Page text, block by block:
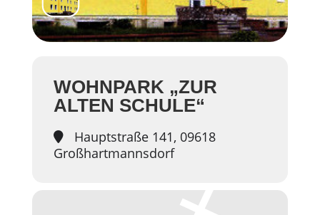
WOHNPARK „ZUR
ALTEN SCHULE“
Hauptstraße 141, 09618
Großhartmannsdorf